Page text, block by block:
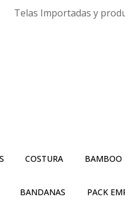
Telas Importadas y
COSTURA BAMBOO
BANDANAS PACK